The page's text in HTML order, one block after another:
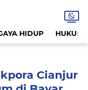
HIDUP HUKUM
Cianjur